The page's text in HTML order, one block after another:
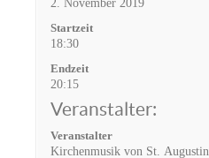
2. November 2019
Startzeit
18:30
Endzeit
20:15
Veranstalter:
Veranstalter
Kirchenmusik von St. Augustin